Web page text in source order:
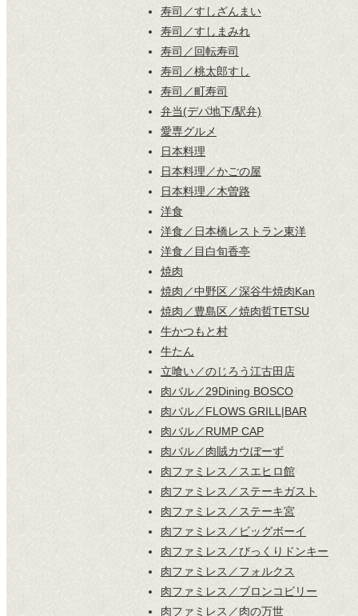
寿司／すしざんまい
寿司／すしまみれ
寿司／回転寿司
寿司／桃太郎すし
寿司／町寿司
弁当(デパ地下/駅弁)
愛専グルメ
日本料理
日本料理／かごの屋
日本料理／木曽路
洋食
洋食／日本橋レストラン東洋
洋食／目白旬香亭
焼肉
焼肉／中野区／深谷牛焼肉Kan
焼肉／豊島区／焼肉哲TETSU
牛かつもと村
牛たん
立喰い／のじろう江古田店
肉バル／29Dining BOSCO
肉バル／FLOWS GRILL|BAR
肉バル／RUMP CAP
肉バル／肉賊カウぼーず
肉ファミレス／スエヒロ館
肉ファミレス／ステーキガスト
肉ファミレス／ステーキ宮
肉ファミレス／ビッグボーイ
肉ファミレス／びっくりドンキー
肉ファミレス／フォルクス
肉ファミレス／ブロンコビリー
肉ファミレス／肉の万世